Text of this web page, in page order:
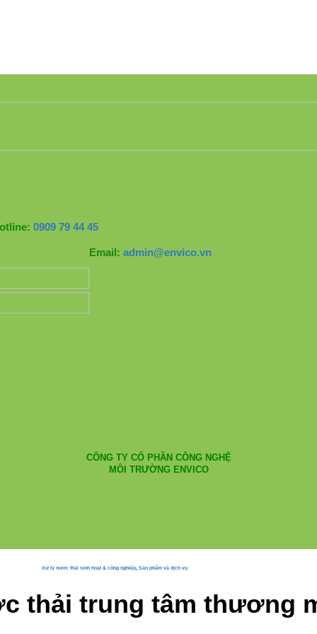
0909 79 44 45
Email: admin@envico.vn
CÔNG TY CỔ PHẦN CÔNG NGHỆ
MÔI TRƯỜNG ENVICO
Xử lý nước thải sinh hoạt & công nghiệp Sản phẩm và dịch vụ
thải trung tâm thương